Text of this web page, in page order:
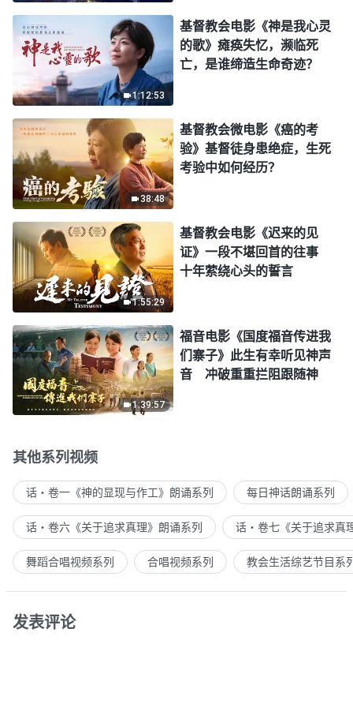
1:12:53
基督教会电影《神是我心灵
的歌》瘫痪失忆，濒临死
亡，是谁缔造生命奇迹？
38:48
基督教会微电影《癌的考
验》基督徒身患绝症，生死
考验中如何经历？
1:55:29
基督教会电影《迟来的见
证》一段不堪回首的往事
十年萦绕心头的誓言
1:39:57
福音电影《国度福音传进我
们寨子》此生有幸听见神声
音 冲破重重拦阻跟随神
其他系列视频
话・卷一《神的显现与作工》朗诵系列 每日神话朗诵系列
话・卷六《关于追求真理》朗诵系列 话・卷七《关于追求真
舞蹈合唱视频系列 合唱视频系列 教会生活综艺节目系
发表评论